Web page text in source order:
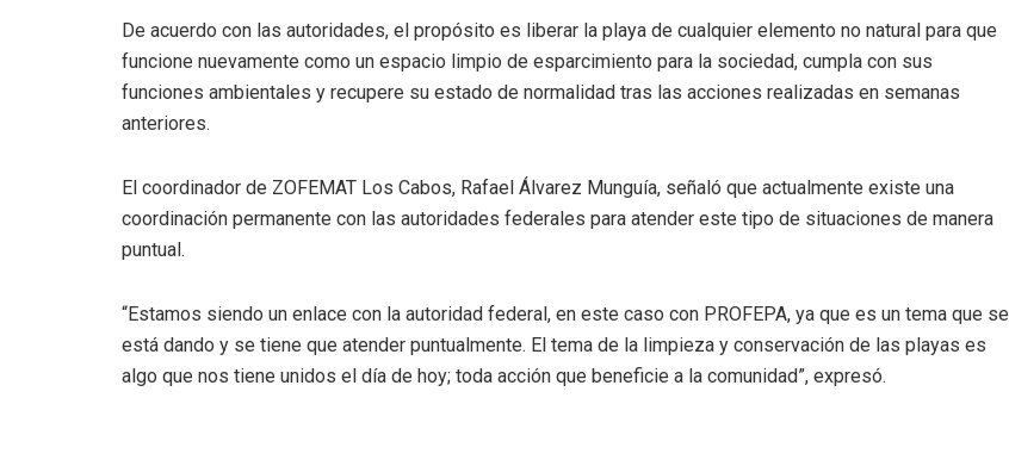
De acuerdo con las autoridades, el propósito es liberar la playa de cualquier elemento no natural para que
funcione nuevamente como un espacio limpio de esparcimiento para la sociedad, cumpla con sus
funciones ambientales y recupere su estado de normalidad tras las acciones realizadas en semanas
anteriores.
El coordinador de ZOFEMAT Los Cabos, Rafael Álvarez Munguía, señaló que actualmente existe una
coordinación permanente con las autoridades federales para atender este tipo de situaciones de manera
puntual.
“Estamos siendo un enlace con la autoridad federal, en este caso con PROFEPA, ya que es un tema que se
está dando y se tiene que atender puntualmente. El tema de la limpieza y conservación de las playas es
algo que nos tiene unidos el día de hoy; toda acción que beneficie a la comunidad”, expresó.